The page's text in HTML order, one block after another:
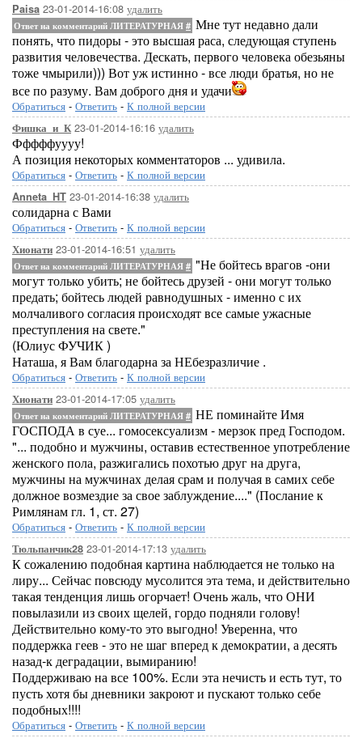
Paisa 23-01-2014-16:08 удалить
Ответ на комментарий ЛИТЕРАТУРНАЯ # Мне тут недавно дали
понять, что пидоры - это высшая раса, следующая ступень
развития человечества. Дескать, первого человека обезьяны
тоже чмырили))) Вот уж истинно - все люди братья, но не
все по разуму. Вам доброго дня и удачи
Обратиться - Ответить - К полной версии
Фишка_и_К23-01-2014-16:16 удалить
Фффффуууу!
А позиция некоторых комментаторов ... удивила.
Обратиться - Ответить - К полной версии
Anneta_HT 23-01-2014-16:38 удалить
солидарна с Вами
Обратиться - Ответить - К полной версии
Хионати 23-01-2014-16:51 удалить
Ответ на комментарий ЛИТЕРАТУРНАЯ # "Не бойтесь врагов -они
могут только убить; не бойтесь друзей - они могут только
предать; бойтесь людей равнодушных - именно с их
молчаливого согласия происходят все самые ужасные
преступления на свете."
(Юлиус ФУЧИК )
Наташа, я Вам благодарна за НЕбезразличие .
Обратиться - Ответить - К полной версии
Хионати 23-01-2014-17:05 удалить
Ответ на комментарий ЛИТЕРАТУРНАЯ # НЕ поминайте Имя
ГОСПОДА в суе... гомосексуализм - мерзок пред Господом.
"... подобно и мужчины, оставив естественное употребление
женского пола, разжигались похотью друг на друга,
мужчины на мужчинах делая срам и получая в самих себе
должное возмездие за свое заблуждение...." (Послание к
Римлянам гл. 1, ст. 27)
Обратиться - Ответить - К полной версии
Тюльпанчик28 23-01-2014-17:13 удалить
К сожалению подобная картина наблюдается не только на
лиру... Сейчас повсюду мусолится эта тема, и действительно
такая тенденция лишь огорчает! Очень жаль, что ОНИ
повылазили из своих щелей, гордо подняли голову!
Действительно кому-то это выгодно! Уверенна, что
поддержка геев - это не шаг вперед к демократии, а десять
назад-к деградации, вымиранию!
Поддерживаю на все 100%. Если эта нечисть и есть тут, то
пусть хотя бы дневники закроют и пускают только себе
подобных!!!!
Обратиться - Ответить - К полной версии